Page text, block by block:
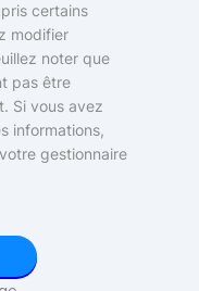
certains
modifier
noter que
pas être
Si vous avez
informations,
gestionnaire